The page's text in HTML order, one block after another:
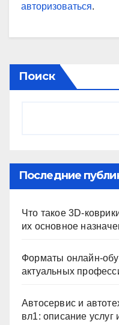
авторизоваться.
Поиск
Последние
Что такое 3D-
их основное
Форматы онлайн-
актуальных
Автосервис и
вл1: описание